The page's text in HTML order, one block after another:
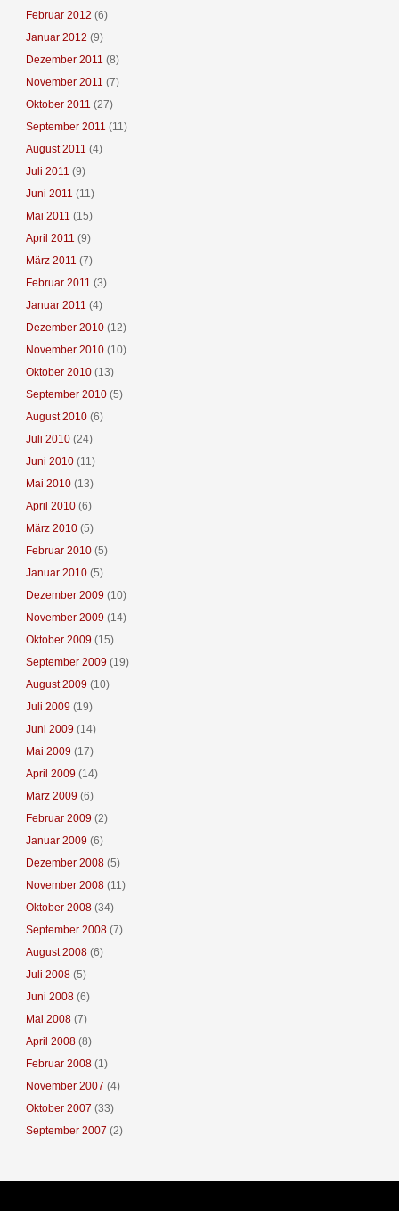
Februar 2012 (6)
Januar 2012 (9)
Dezember 2011 (8)
November 2011 (7)
Oktober 2011 (27)
September 2011 (11)
August 2011 (4)
Juli 2011 (9)
Juni 2011 (11)
Mai 2011 (15)
April 2011 (9)
März 2011 (7)
Februar 2011 (3)
Januar 2011 (4)
Dezember 2010(12)
November 2010(10)
Oktober 2010(13)
September 2010(5)
August 2010(6)
Juli 2010(24)
Juni 2010(11)
Mai 2010(13)
April 2010(6)
März 2010(5)
Februar 2010(5)
Januar 2010(5)
Dezember 2009 (10)
November 2009 (14)
Oktober 2009 (15)
September 2009 (19)
August 2009 (10)
Juli 2009 (19)
Juni 2009 (14)
Mai 2009 (17)
April 2009 (14)
März 2009 (6)
Februar 2009 (2)
Januar 2009 (6)
Dezember 2008(5)
November 2008(11)
Oktober 2008(34)
September 2008(7)
August 2008(6)
Juli 2008(5)
Juni 2008(6)
Mai 2008(7)
April 2008(8)
Februar 2008(1)
November 2007 (4)
Oktober 2007 (33)
September 2007 (2)